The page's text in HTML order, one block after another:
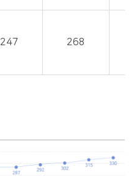
247 268